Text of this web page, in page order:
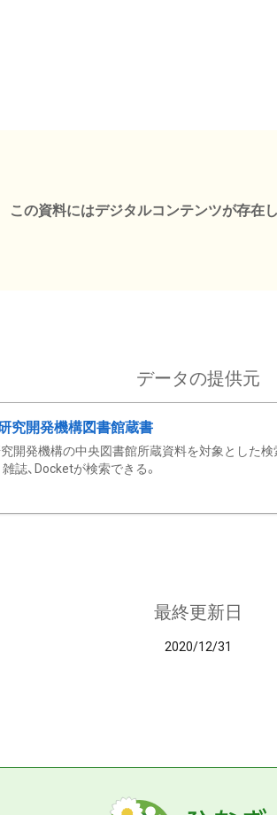
この資料にはデジタルコンテンツが存在し
データの提供元
究開発機構図書館蔵書
開発機構の中央図書館所蔵資料を対象とした
雑誌、Docketが検索できる。
最終更新日
2020/12/31